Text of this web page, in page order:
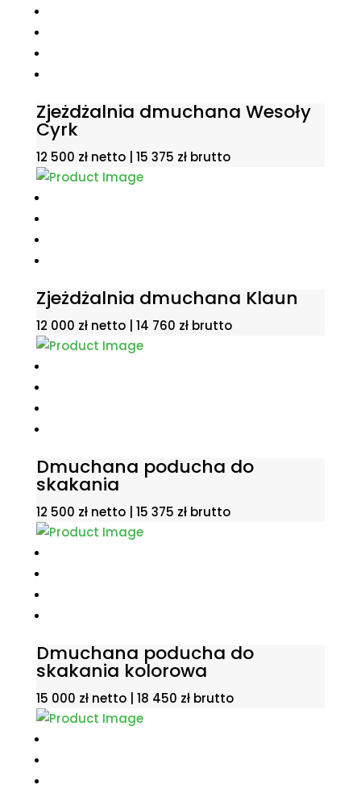
Zjeżdżalnia dmuchana Wesoły
Cyrk
12 500 zł netto | 15 375 złbrutto
Zjeżdżalnia dmuchana Klaun
12 000 zł netto | 14 760 złbrutto
Dmuchana poducha do
skakania
12 500 zł netto | 15 375 złbrutto
Dmuchana poducha do
skakania kolorowa
15 000 zł netto | 18 450 złbrutto